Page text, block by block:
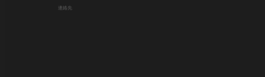
連絡先